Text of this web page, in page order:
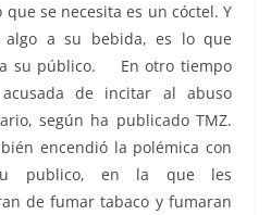
se necesita es un cóctel. Y
algo a su bebida, es lo que
a su público. En otro tiempo
de incitar al abuso
según ha publicado TMZ.
encendió la polémica con
publico, en la que les
de fumar tabaco y fumaran